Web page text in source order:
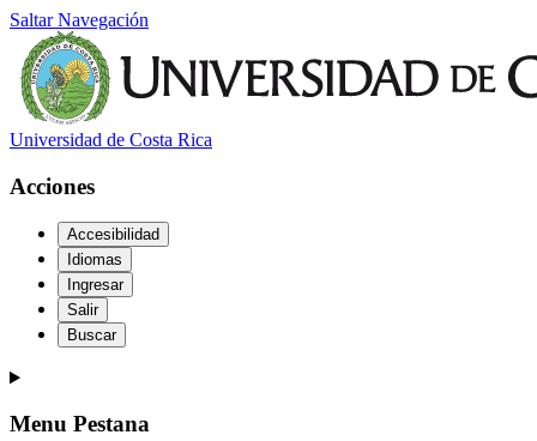
Saltar Navegación
Universidad de Costa Rica
Acciones
Accesibilidad
Idiomas
Ingresar
Salir
Buscar
Menu Pestana